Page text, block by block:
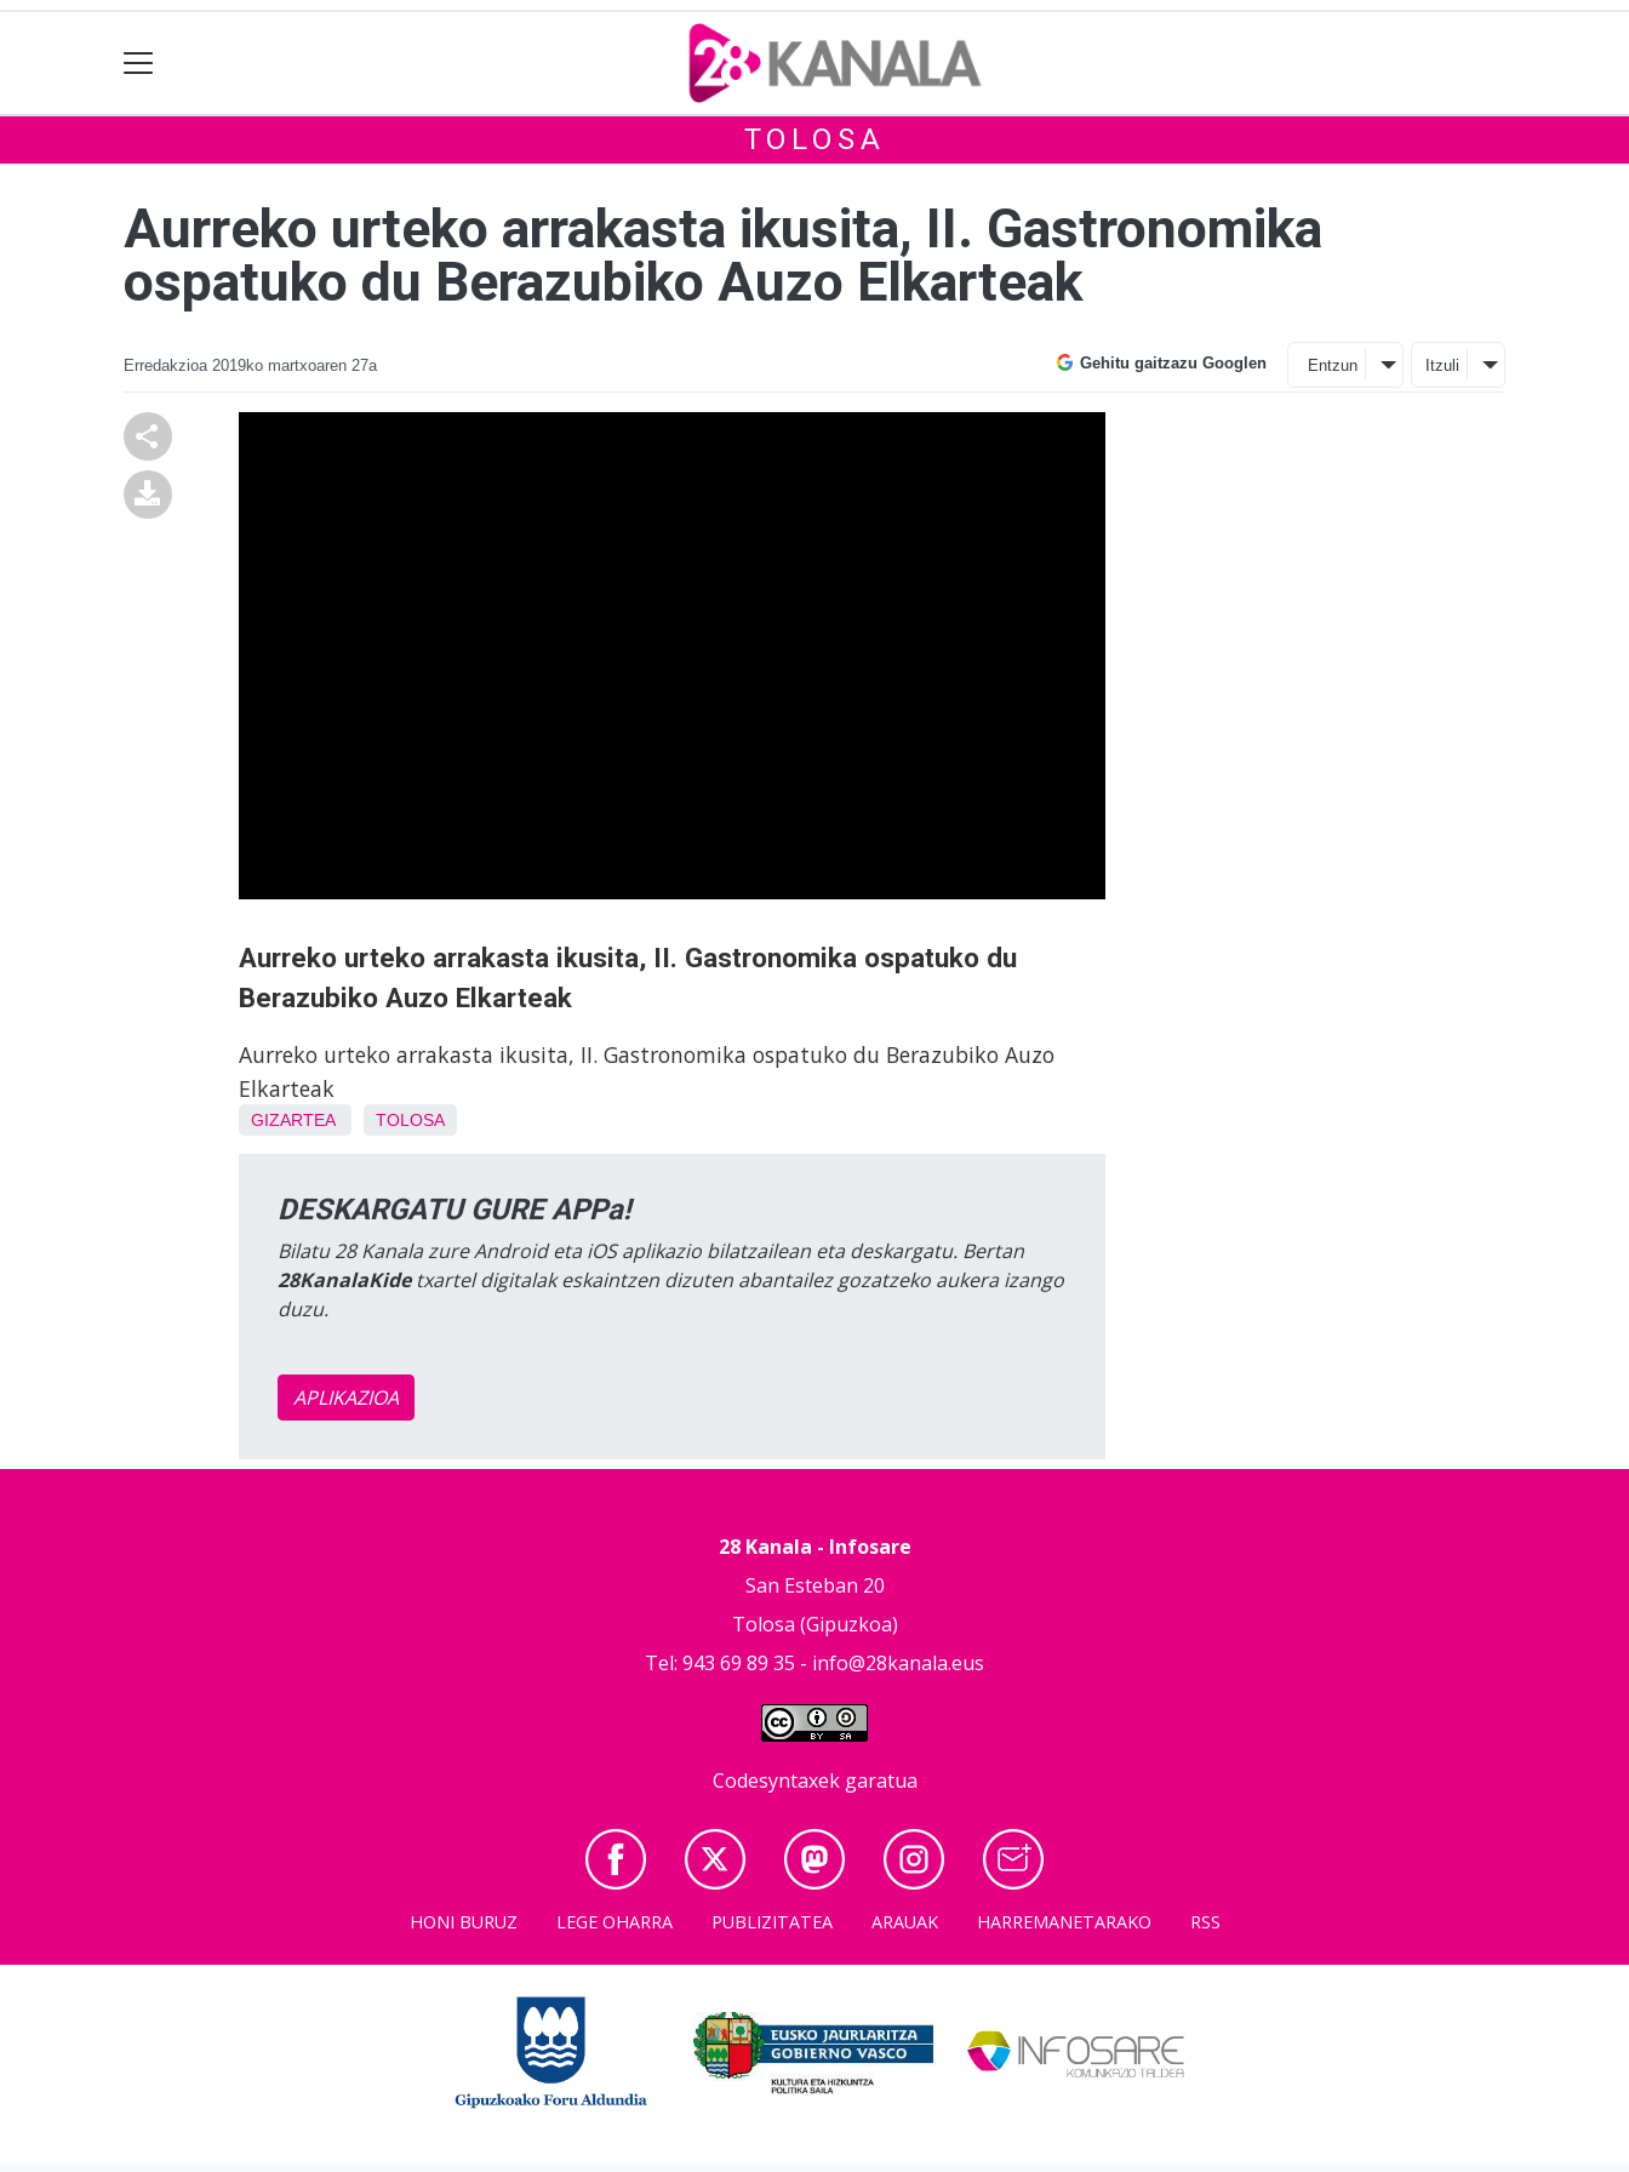
TOLOSA
Aurreko urteko arrakasta ikusita, II. Gastronomika
ospatuko du Berazubiko Auzo Elkarteak
Erredakzioa 2019ko martxoaren 27a Gehitu gaitzazu Googlen Entzun Itzuli
Aurreko urteko arrakasta ikusita, II. Gastronomika ospatuko du
Berazubiko Auzo Elkarteak
Aurreko urteko arrakasta ikusita, II. Gastronomika ospatuko du Berazubiko Auzo
Elkarteak
GIZARTEA TOLOSA
DESKARGATU GURE APPa!
Bilatu 28 Kanala zure Android eta iOS aplikazio bilatzailean eta deskargatu. Bertan
28KanalaKidetxartel digitalak eskaintzen dizuten abantailez gozatzeko aukera izango
duzu.
APLIKAZIOA
28 Kanala - Infosare
San Esteban 20
Tolosa (Gipuzkoa)
Tel: 943 69 89 35 - info@28kanala.eus
Codesyntaxek garatua
HONI BURUZ LEGE OHARRA PUBLIZITATEA ARAUAK HARREMANETARAKO RSS